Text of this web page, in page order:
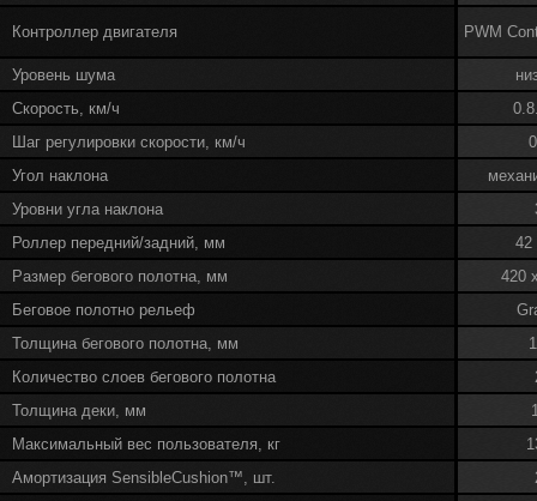
Контроллер двигателя PWM
Уровень шума
Скорость, км/ч
Шаг регулировки скорости, км/ч
Угол наклона
Уровни угла наклона
Роллер передний/задний, мм
42
Размер бегового полотна, мм
420
Беговое полотно рельеф
Толщина бегового полотна, мм
Количество слоев бегового полотна
Толщина деки, мм
Максимальный вес пользователя, кг
Амортизация SensibleCushion™, шт.